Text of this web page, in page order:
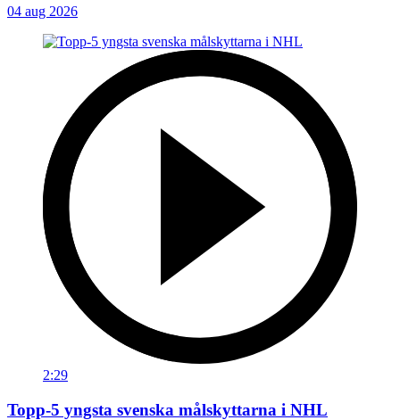
04 aug 2026
2:29
Topp-5 yngsta svenska målskyttarna i NHL